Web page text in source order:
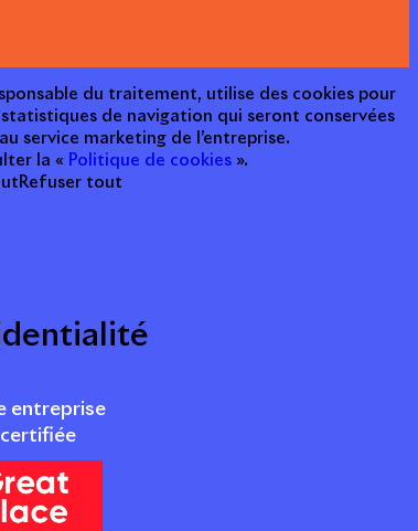
entreprise
certifiée
du traitement, utilise des cookies pour
de navigation qui seront conservées
service marketing de l’entreprise.
la « Politique de cookies ».
Refuser tout